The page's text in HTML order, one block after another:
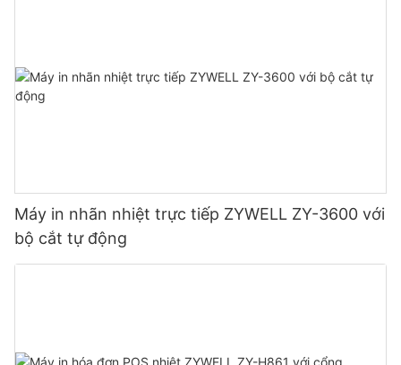
Máy in nhãn nhiệt trực tiếp ZYWELL ZY-3600 với
bộ cắt tự động